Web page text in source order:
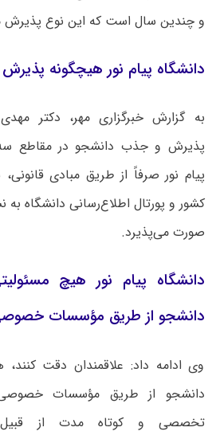
و چندین سال است که این نوع
دانشگاه پیام نور هیچگونه پذیرش
به گزارش خبرگزاری مهر، دکتر
پذیرش و جذب دانشجو در مقاطع
پیام نور صرفاً از طریق مبادی
کشور و پورتال اطلاع‌رسانی دانشگاه
صورت می‌پذیرد.
دانشگاه پیام نور هیچ
دانشجو از طریق مؤسسات
وی ادامه داد: علاقمندان دقت
دانشجو از طریق مؤسسات
تخصصی و کوتاه مدت از قبیل